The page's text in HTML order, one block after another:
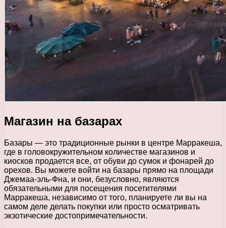
Магазин на базарах
Базары — это традиционные рынки в центре Марракеша,
где в головокружительном количестве магазинов и
киосков продается все, от обуви до сумок и фонарей до
орехов. Вы можете войти на базары прямо на площади
Джемаа-эль-Фна, и они, безусловно, являются
обязательными для посещения посетителями
Марракеша, независимо от того, планируете ли вы на
самом деле делать покупки или просто осматривать
экзотические достопримечательности.